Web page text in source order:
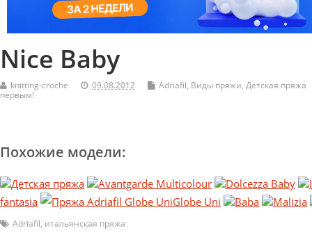
Nice Baby
knitting-croche 09.08.2012 Adriafil, Виды пряжи, Детская пряжа
первым!
Похожие модели:
Детская пряжа Avantgarde Multicolour Dolcezza Baby
fantasia
Globe Uni Baba Malizia
Adriafil, итальянская пряжа